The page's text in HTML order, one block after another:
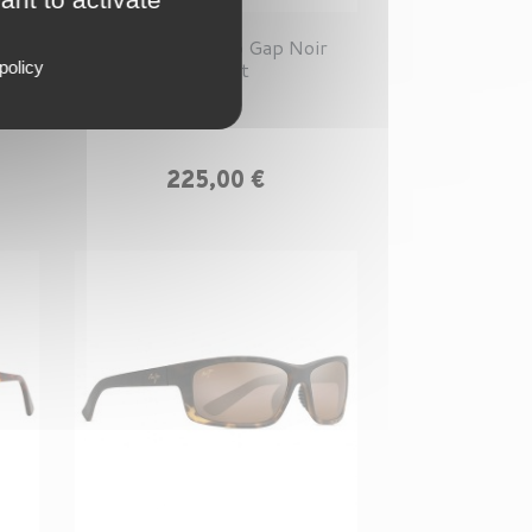
Maui Jim Kaupo Gap Noir
Brillant
Prix
225,00 €